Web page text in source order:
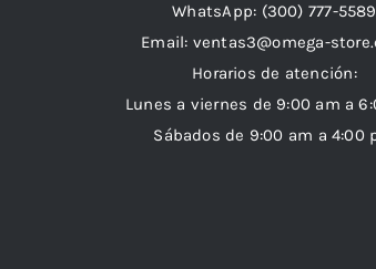
WhatsApp: (300) 777-5589
Email: ventas3@omega-
Horarios de atención:
Lunes a viernes de 9:00 am a
Sábados de 9:00 am a 4:00